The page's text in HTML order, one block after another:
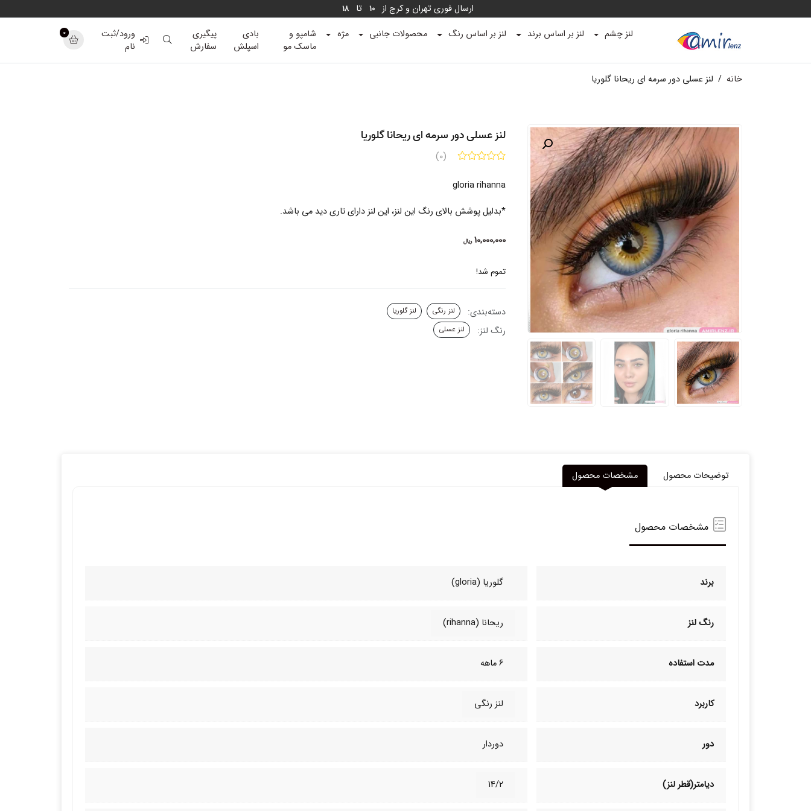
ارسال فوری تهران و کرج از 10 تا 18
لنز چشم لنز بر اساس برند لنز بر اساس رنگ محصولات جانبی مژه
شامپو و
ماسک مو
بادی
اسپلش
پیگیری
سفارش
ورود/ثبت
نام
0
خانه / لنز عسلی دور سرمه ای ریحانا گلوریا
لنز عسلی دور سرمه ای ریحانا گلوریا
(0)
gloria rihanna
*بدلیل پوشش بالای رنگ این لنز، این لنز دارای تاری دید می باشد.
10,000,000 ریال
تموم شد!
دسته‌بندی: لنز رنگی لنز گلوریا
رنگ لنز: لنز عسلی
توضیحات محصول مشخصات محصول
مشخصات محصول
برند گلوریا (gloria)
رنگ لنز ریحانا (rihanna)
مدت استفاده 6 ماهه
کاربرد لنز رنگی
دور دوردار
دیامتر(قطر لنز) 14/2